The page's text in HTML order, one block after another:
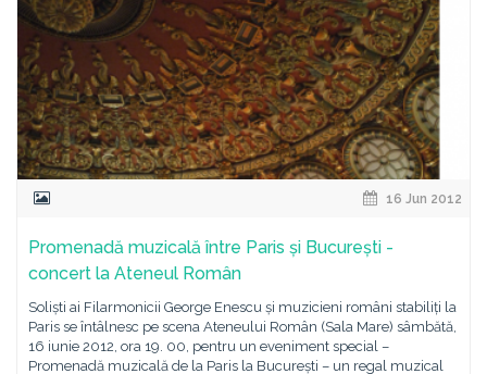
16 Jun 2012
Promenadă muzicală între Paris și București -
concert la Ateneul Român
Soliști ai Filarmonicii George Enescu și muzicieni români stabiliți la
Paris se întâlnesc pe scena Ateneului Român (Sala Mare) sâmbătă,
16 iunie 2012, ora 19. 00, pentru un eveniment special –
Promenadă muzicală de la Paris la București – un regal muzical